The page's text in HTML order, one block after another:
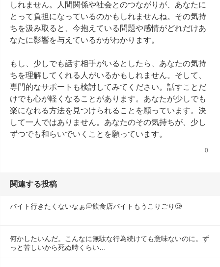
しれません。人間関係や社会とのつながりが、あなたに
とって負担になっているのかもしれませんね。その気持
ちを汲み取ると、今抱えている問題や感情がどれだけあ
なたに影響を与えているかがわかります。
もし、少しでも話す相手がいるとしたら、あなたの気持
ちを理解してくれる人がいるかもしれません。そして、
専門的なサポートも検討してみてください。話すことだ
けでも心が軽くなることがあります。あなたが少しでも
楽になれる方法を見つけられることを願っています。決
して一人ではありません。あなたのその気持ちが、少し
ずつでも和らいでいくことを願っています。
0
関連する投稿
バイト行きたくないなぁ💭飲食店バイトもうこりごり🥲
何かしたいんだ。こんなに無駄な行為続けても意味ないのに。ず
っと苦しいから死ぬ時くらい…